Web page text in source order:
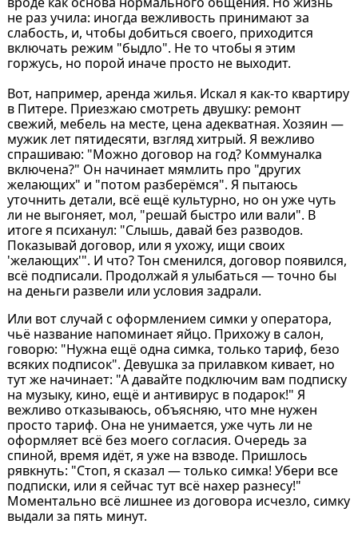
не раз учила: иногда вежливость принимают за
слабость, и, чтобы добиться своего, приходится
включать режим "быдло". Не то чтобы я этим
горжусь, но порой иначе просто не выходит.
Вот, например, аренда жилья. Искал я как-то квартиру
в Питере. Приезжаю смотреть двушку: ремонт
свежий, мебель на месте, цена адекватная. Хозяин —
мужик лет пятидесяти, взгляд хитрый. Я вежливо
спрашиваю: "Можно договор на год? Коммуналка
включена?" Он начинает мямлить про "других
желающих" и "потом разберёмся". Я пытаюсь
уточнить детали, всё ещё культурно, но он уже чуть
ли не выгоняет, мол, "решай быстро или вали". В
итоге я психанул: "Слышь, давай без разводов.
Показывай договор, или я ухожу, ищи своих
'желающих'". И что? Тон сменился, договор появился,
всё подписали. Продолжай я улыбаться — точно бы
на деньги развели или условия задрали.
Или вот случай с оформлением симки у оператора,
чьё название напоминает яйцо. Прихожу в салон,
говорю: "Нужна ещё одна симка, только тариф, безо
всяких подписок". Девушка за прилавком кивает, но
тут же начинает: "А давайте подключим вам подписку
на музыку, кино, ещё и антивирус в подарок!" Я
вежливо отказываюсь, объясняю, что мне нужен
просто тариф. Она не унимается, уже чуть ли не
оформляет всё без моего согласия. Очередь за
спиной, время идёт, я уже на взводе. Пришлось
рявкнуть: "Стоп, я сказал — только симка! Убери все
подписки, или я сейчас тут всё нахер разнесу!"
Моментально всё лишнее из договора исчезло, симку
выдали за пять минут.